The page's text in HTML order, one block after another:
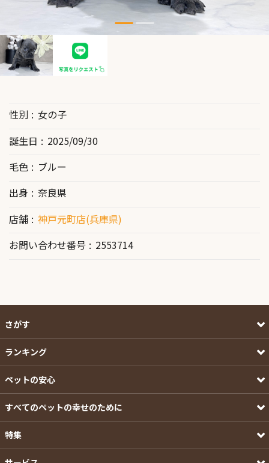
性別
女の子
誕生日
2025/09/30
毛色
ブルー
出身
奈良県
店舗
神戸元町店(兵庫県)
お問い合わせ番号
2553714
さがす
ランキング
ペットの安心
すべてのペットの幸せのために
特集